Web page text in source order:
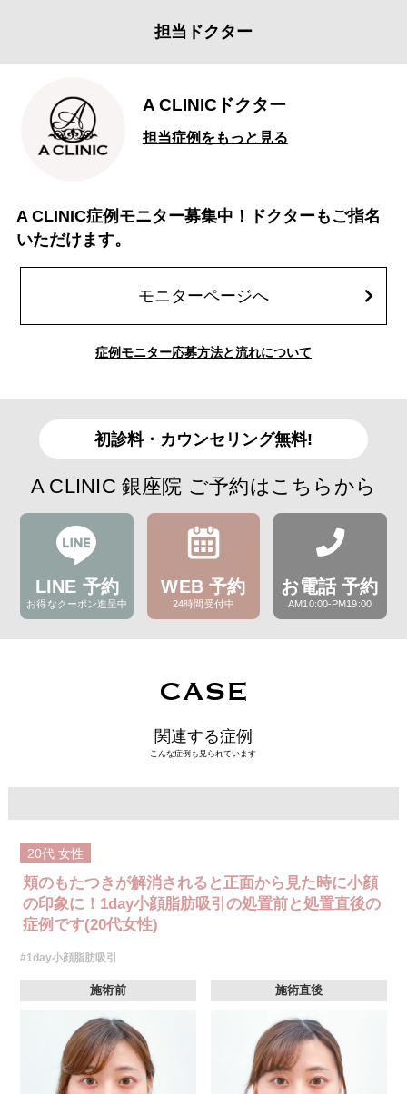
担当ドクター
A CLINICドクター
担当症例をもっと見る
A CLINIC症例モニター募集中！ドクターもご指名
いただけます。
モニターページへ
症例モニター応募方法と流れについて
初診料・カウンセリング無料!
A CLINIC 銀座院 ご予約はこちらから
LINE 予約
お得なクーポン進呈中
WEB 予約
24時間受付中
お電話 予約
AM10:00-PM19:00
CASE
関連する症例
こんな症例も見られています
20代 女性
頬のもたつきが解消されると正面から見た時に小顔
の印象に！1day小顔脂肪吸引の処置前と処置直後の
症例です(20代女性)
#1day小顔脂肪吸引
施術前 施術直後